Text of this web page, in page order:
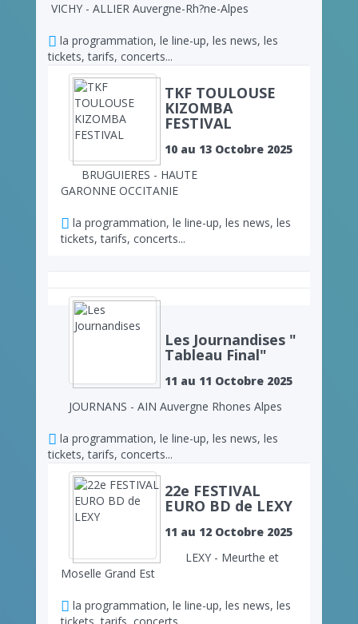
VICHY - ALLIER Auvergne-Rh?ne-Alpes
la programmation, le line-up, les news, les
tickets, tarifs, concerts...
TKF TOULOUSE
KIZOMBA
FESTIVAL
10 au 13 Octobre 2025
BRUGUIERES - HAUTE
GARONNE OCCITANIE
la programmation, le line-up, les news, les
tickets, tarifs, concerts...
Les Journandises "
Tableau Final"
11 au 11 Octobre 2025
JOURNANS - AIN Auvergne Rhones Alpes
la programmation, le line-up, les news, les
tickets, tarifs, concerts...
22e FESTIVAL
EURO BD de LEXY
11 au 12 Octobre 2025
LEXY - Meurthe et
Moselle Grand Est
la programmation, le line-up, les news, les